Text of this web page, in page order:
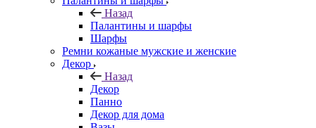
Назад
Палантины и шарфы
Шарфы
Ремни кожаные мужские и женские
Декор
Назад
Декор
Панно
Декор для дома